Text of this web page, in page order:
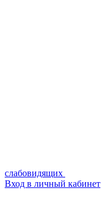
слабовидящих
Вход в личный кабинет